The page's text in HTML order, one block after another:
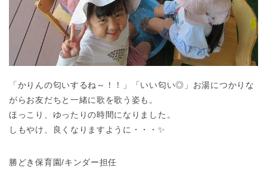
「かりんの匂いするね～！！」「いい匂い◎」お湯につかりな
がらお友だちと一緒に歌を歌う姿も。
ほっこり、ゆったりの時間になりました。
しもやけ、良くなりますように・・・✨
勝どき保育園/キンダー担任